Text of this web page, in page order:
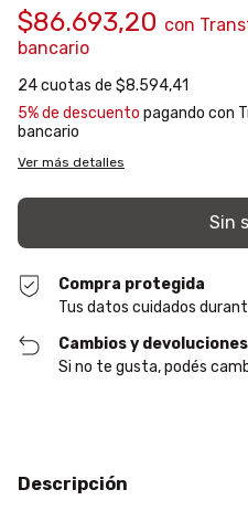
$86.693,20 con
bancario
24cuotas de $8.594,41
5% de descuento pagando con
bancario
Ver más detalles
Compra protegida
Tus datos cuidados
Cambios y devoluciones
Si no te gusta, podés
Descripción